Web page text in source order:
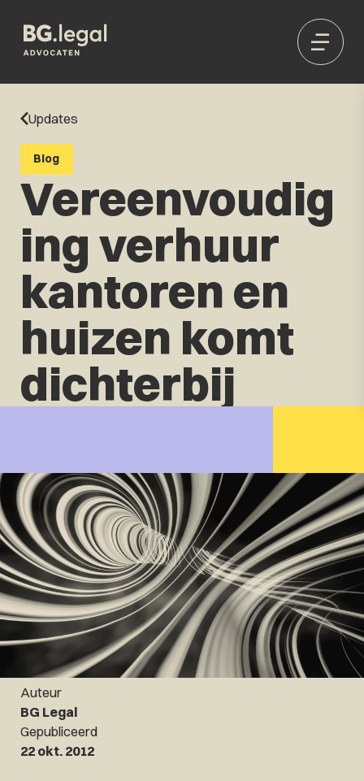
Updates
Blog
Vereenvoudig
ing verhuur
kantoren en
huizen komt
dichterbij
Auteur
BG Legal
Gepubliceerd
22 okt. 2012